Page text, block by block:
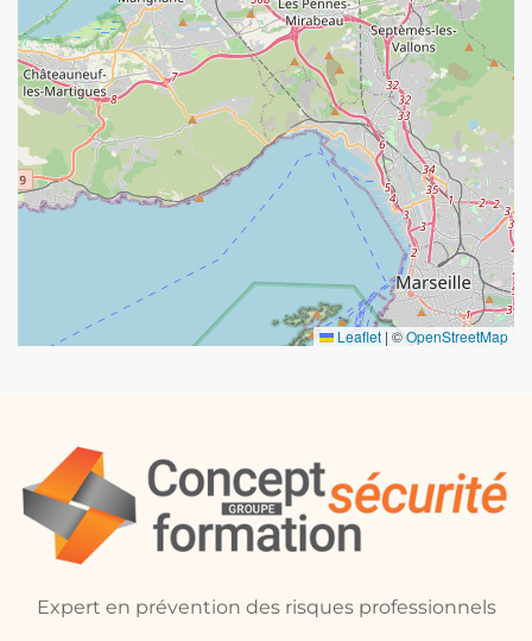
Leaflet | ©OpenStreetMap
Expert en prévention des risques professionnels